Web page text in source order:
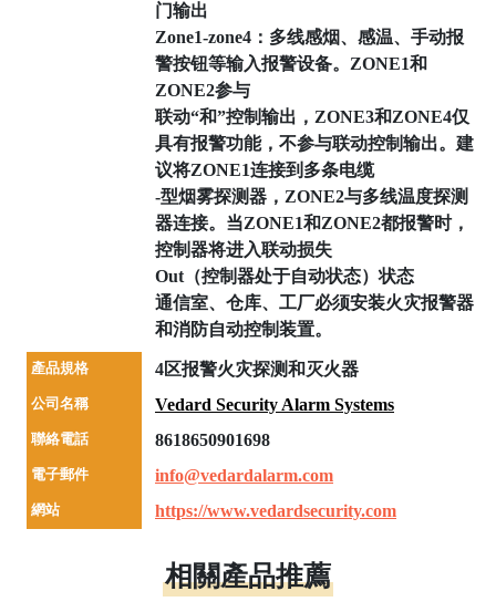
门输出
Zone1-zone4：多线感烟、感温、手动报
警按钮等输入报警设备。ZONE1和
ZONE2参与
联动“和”控制输出，ZONE3和ZONE4仅
具有报警功能，不参与联动控制输出。建
议将ZONE1连接到多条电缆
-型烟雾探测器，ZONE2与多线温度探测
器连接。当ZONE1和ZONE2都报警时，
控制器将进入联动损失
Out（控制器处于自动状态）状态
通信室、仓库、工厂必须安装火灾报警器
和消防自动控制装置。
產品規格 4区报警火灾探测和灭火器
公司名稱 Vedard Security Alarm Systems
聯絡電話 8618650901698
電子郵件 info@vedardalarm.com
網站 https://www.vedardsecurity.com
相關產品推薦